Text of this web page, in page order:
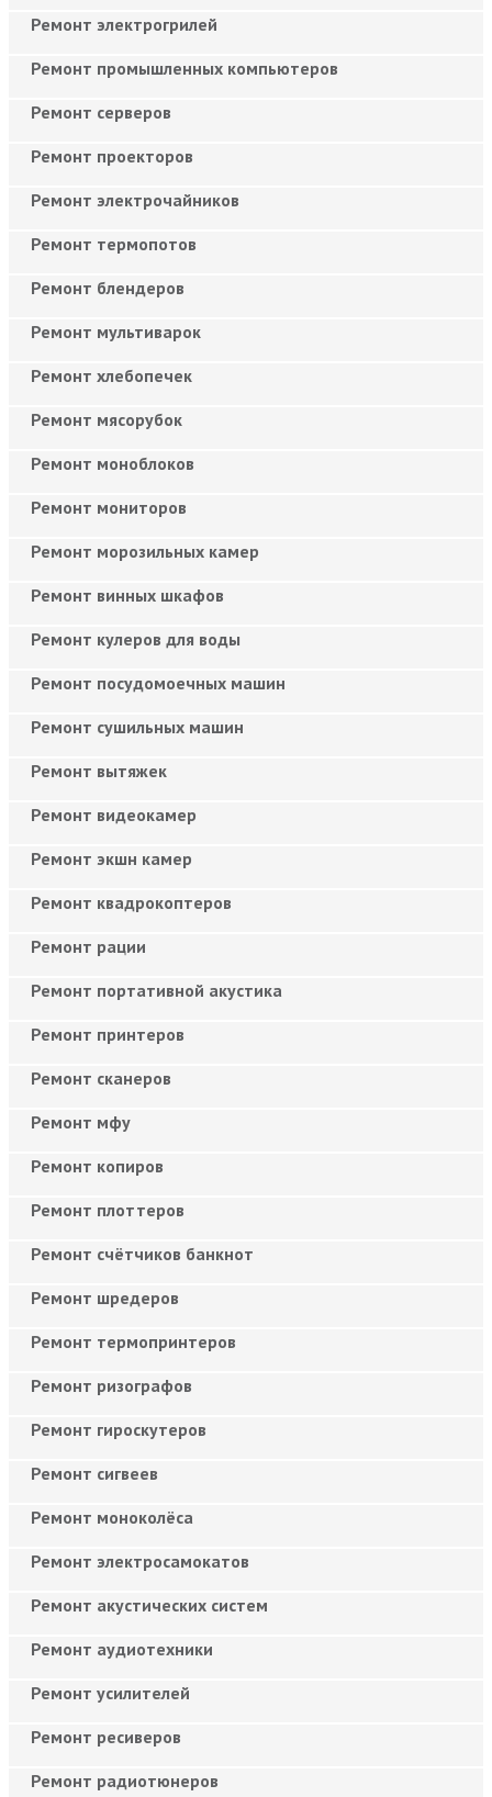
Ремонт электрогрилей
Ремонт промышленных компьютеров
Ремонт серверов
Ремонт проекторов
Ремонт электрочайников
Ремонт термопотов
Ремонт блендеров
Ремонт мультиварок
Ремонт хлебопечек
Ремонт мясорубок
Ремонт моноблоков
Ремонт мониторов
Ремонт морозильных камер
Ремонт винных шкафов
Ремонт кулеров для воды
Ремонт посудомоечных машин
Ремонт сушильных машин
Ремонт вытяжек
Ремонт видеокамер
Ремонт экшн камер
Ремонт квадрокоптеров
Ремонт рации
Ремонт портативной акустика
Ремонт принтеров
Ремонт сканеров
Ремонт мфу
Ремонт копиров
Ремонт плоттеров
Ремонт счётчиков банкнот
Ремонт шредеров
Ремонт термопринтеров
Ремонт ризографов
Ремонт гироскутеров
Ремонт сигвеев
Ремонт моноколёса
Ремонт электросамокатов
Ремонт акустических систем
Ремонт аудиотехники
Ремонт усилителей
Ремонт ресиверов
Ремонт радиотюнеров